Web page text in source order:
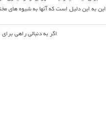
این به این دلیل است که آنها به شیوه های
اگر به دنبالی راهی